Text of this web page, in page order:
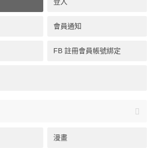
會員通知
FB 註冊會員帳號綁定
漫畫